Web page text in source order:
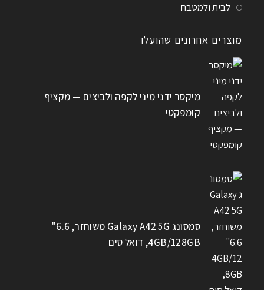
לבית ולמטבח
מוצרים אחרונים שהועלו
מיקסר ידני מיני לקפה ולביצים — מקציף
קומפקטי
סמסונג Galaxy A42 5G משוחזר, 6.6"
4GB/128GB, דואל סים